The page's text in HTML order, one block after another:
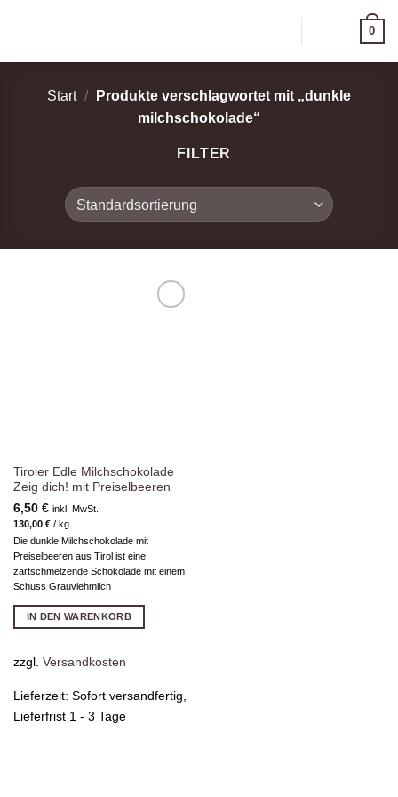
0
Start /
Produkte verschlagwortet mit „dunkle
milchschokolade“
FILTER
Tiroler Edle Milchschokolade
Zeig dich! mit Preiselbeeren
6,50 € inkl. MwSt.
130,00 €/ kg
Die dunkle Milchschokolade mit
Preiselbeeren aus Tirol ist eine
zartschmelzende Schokolade mit einem
Schuss Grauviehmilch
IN DEN WARENKORB
zzgl. Versandkosten
Lieferzeit: Sofort versandfertig,
Lieferfrist 1 - 3 Tage